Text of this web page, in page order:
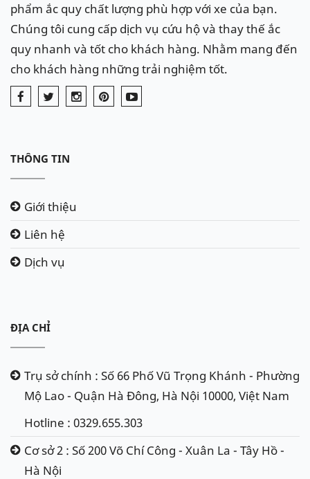
phẩm ắc quy chất lượng phù hợp với xe của bạn.
Chúng tôi cung cấp dịch vụ cứu hộ và thay thế ắc
quy nhanh và tốt cho khách hàng. Nhằm mang đến
cho khách hàng những trải nghiệm tốt.
THÔNG TIN
Giới thiệu
Liên hệ
Dịch vụ
ĐỊA CHỈ
Trụ sở chính : Số 66 Phố Vũ Trọng Khánh - Phường
Mộ Lao - Quận Hà Đông, Hà Nội 10000, Việt Nam
Hotline : 0329.655.303
Cơ sở 2 : Số 200 Võ Chí Công - Xuân La - Tây Hồ -
Hà Nội